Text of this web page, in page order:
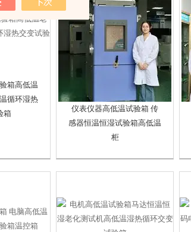
箱高低温
循环湿热
箱
仪表仪器高低温试验箱 传
感器恒温恒湿试验箱高低温
柜